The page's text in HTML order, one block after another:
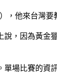
，他來台灣要
因為黃金
場比賽的